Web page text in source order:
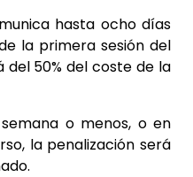
hasta ocho días
la primera sesión del
del 50% del coste de la
o menos, o en
la penalización será